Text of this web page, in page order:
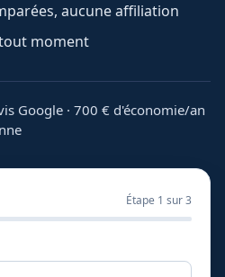
aucune affiliation
moment
Google · 700 € d'économie/an
Étape 1 sur 3